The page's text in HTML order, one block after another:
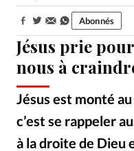
Opinions
Tous les articles
Faire un don
Se connecter
Jésus prie
nous à
Jésus est monté
c’est se rappeler
à la droite de Dieu
Partager: Abonnés